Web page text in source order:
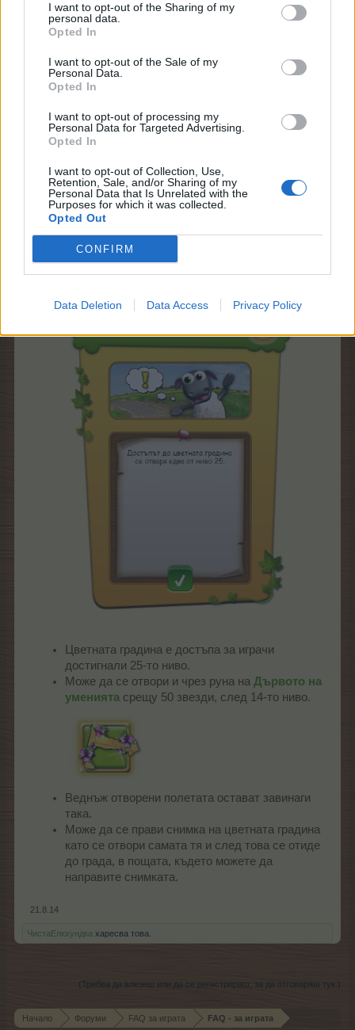
I want to opt-out of the Sharing of my
personal data.
Opted In
I want to opt-out of the Sale of my
Personal Data.
Opted In
I want to opt-out of processing my
Personal Data for Targeted Advertising.
Opted In
I want to opt-out of Collection, Use,
Retention, Sale, and/or Sharing of my
Personal Data that Is Unrelated with the
Purposes for which it was collected.
Opted Out
CONFIRM
Data Deletion Data Access Privacy Policy
Цветната градина е достъпа за играчи
достигнали 25-то ниво.
Може да се отвори и чрез руна на Дървото на
уменията срещу 50 звезди, след 14-то ниво.
Веднъж отворени полетата остават завинаги
така.
Може да се прави снимка на цветната градина
като се отвори самата тя и след това се отиде
до града, в пощата, където можете да
направите снимката.
21.8.14
ЧистаЕлкхундка харесва това.
(Трябва да влезеш или да се регистрираш, за да отговаряш тук.)
Начало Форуми FAQ за играта FAQ - за играта